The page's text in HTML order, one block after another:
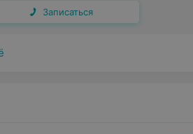
Записаться